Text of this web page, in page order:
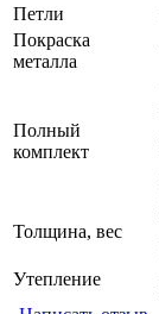
Петли
Покраска
металла
Полный
комплект
Толщина, вес
Утепление